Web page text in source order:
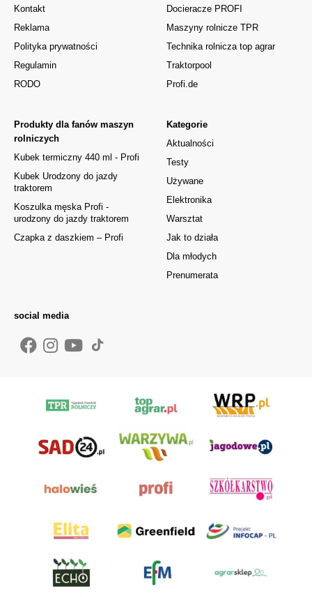
Kontakt
Reklama
Polityka prywatności
Regulamin
RODO
Kategorie
Aktualności
Testy
Używane
Elektronika
Warsztat
Jak to działa
Dla młodych
Prenumerata
Produkty dla fanów maszyn
rolniczych
Kubek termiczny 440 ml - Profi
Kubek Urodzony do jazdy
traktorem
Koszulka męska Profi -
urodzony do jazdy traktorem
Czapka z daszkiem – Profi
Docieracze PROFI
Maszyny rolnicze TPR
Technika rolnicza top agrar
Traktorpool
Profi.de
social media